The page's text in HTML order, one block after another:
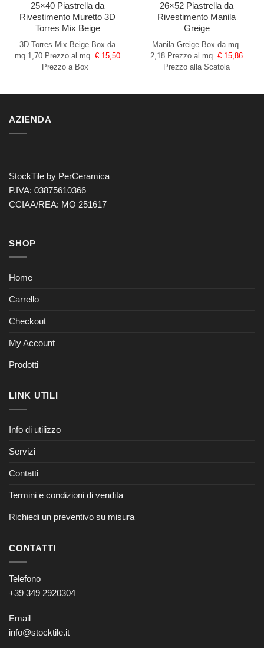
25×40 Piastrella da
Rivestimento Muretto 3D
Torres Mix Beige
3D Torres Mix Beige Box da
mq.1,70 Prezzo al mq. € 15,50
Prezzo a Box
26×52 Piastrella da
Rivestimento Manila
Greige
Manila Greige Box da mq.
2,18 Prezzo al mq. € 15,86
Prezzo alla Scatola
AZIENDA
StockTile by PerCeramica
P.IVA: 03875610366
CCIAA/REA: MO 251617
SHOP
Home
Carrello
Checkout
My Account
Prodotti
LINK UTILI
Info di utilizzo
Servizi
Contatti
Termini e condizioni di vendita
Richiedi un preventivo su misura
CONTATTI
Telefono
+39 349 2920304
Email
info@stocktile.it